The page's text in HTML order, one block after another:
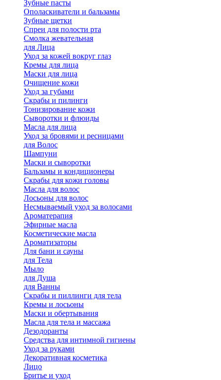
Зубные пасты
Ополаскиватели и бальзамы
Зубные щетки
Спреи для полости рта
Смолка жевательная
для Лица
Уход за кожей вокруг глаз
Кремы для лица
Маски для лица
Очищение кожи
Уход за губами
Скрабы и пилинги
Тонизирование кожи
Сыворотки и флюиды
Масла для лица
Уход за бровями и ресницами
для Волос
Шампуни
Маски и сыворотки
Бальзамы и кондиционеры
Скрабы для кожи головы
Масла для волос
Лосьоны для волос
Несмываемый уход за волосами
Ароматерапия
Эфирные масла
Косметические масла
Ароматизаторы
Для бани и сауны
для Тела
Мыло
для Душа
для Ванны
Скрабы и пиллинги для тела
Кремы и лосьоны
Маски и обертывания
Масла для тела и массажа
Дезодоранты
Средства для интимной гигиены
Уход за руками
Декоративная косметика
Лицо
Бритье и уход